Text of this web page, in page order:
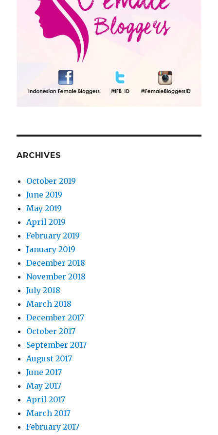
ARCHIVES
October 2019
June 2019
May 2019
April 2019
February 2019
January 2019
December 2018
November 2018
July 2018
March 2018
December 2017
October 2017
September 2017
August 2017
June 2017
May 2017
April 2017
March 2017
February 2017